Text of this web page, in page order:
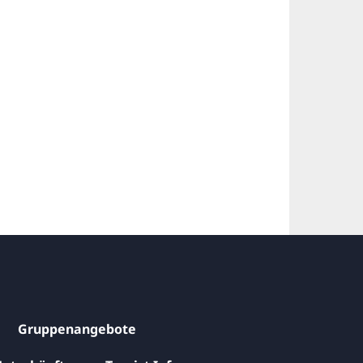
Gruppenangebote